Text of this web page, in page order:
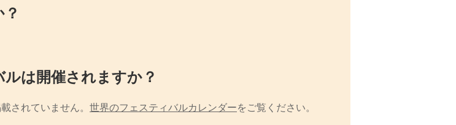
は開催されますか？
されていません。 世界のフェスティバルカレンダーをご覧ください。